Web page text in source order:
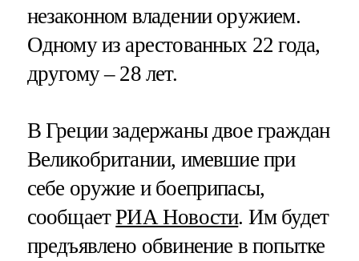
незаконном владении оружием.
Одному из арестованных 22 года,
другому – 28 лет.
В Греции задержаны двое граждан
Великобритании, имевшие при
себе оружие и боеприпасы,
сообщаетРИА Новости. Им будет
предъявлено обвинение в попытке